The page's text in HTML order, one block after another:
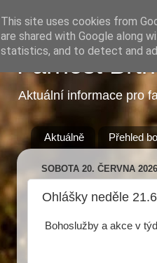
Farnost
Aktuální informace pro
Aktuálně Přehled
SOBOTA 20. ČERVNA 2026
Ohlášky neděle
Bohoslužby a akce v
This site uses cookies from
are shared with Google along
statistics, and to detect and